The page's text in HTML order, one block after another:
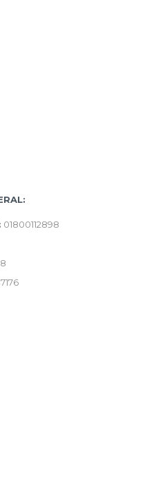
01800112898